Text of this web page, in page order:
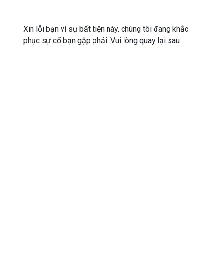
Xin lỗi bạn vì sự bất tiện này, chúng tôi đang khắc
phục sự cố bạn gặp phải. Vui lòng quay lại sau